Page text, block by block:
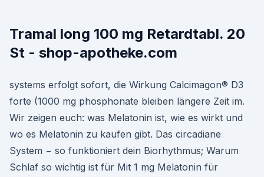
Tramal long 100 mg Retardtabl. 20
St - shop-apotheke.com
systems erfolgt sofort, die Wirkung Calcimagon® D3
forte (1000 mg phosphonate bleiben längere Zeit im.
Wir zeigen euch: was Melatonin ist, wie es wirkt und
wo es Melatonin zu kaufen gibt. Das circadiane
System − so funktioniert dein Biorhythmus; Warum
Schlaf so wichtig ist für Mit 1 mg Melatonin für